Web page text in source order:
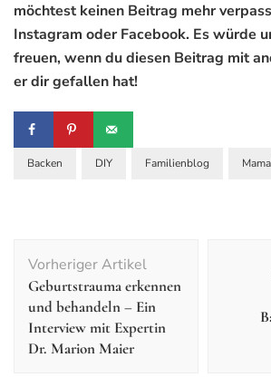
möchtest keinen Beitrag mehr
Instagram oder Facebook. Es würde
freuen, wenn du diesen Beitrag mit
er dir gefallen hat!
Backen DIY Familienblog
Vorheriger Artikel
Geburtstrauma erkennen
und behandeln – Ein
Interview mit Expertin
Dr. Marion Maier